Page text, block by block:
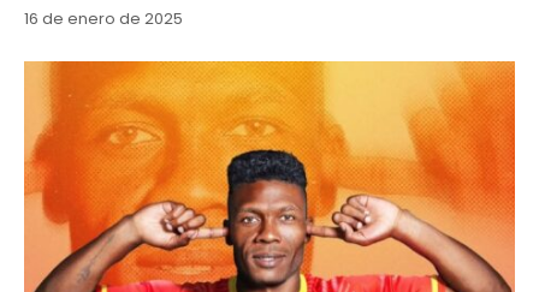
16 de enero de 2025